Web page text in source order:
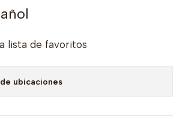
lista de favoritos
ubicaciones